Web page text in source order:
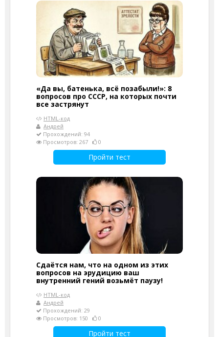
«Да вы, батенька, всё позабыли!»: 8
вопросов про СССР, на которых почти
все застрянут
HTML-код
Андрей
Прохождений: 94
Просмотров: 267
0
Пройти тест
Сдаётся нам, что на одном из этих
вопросов на эрудицию ваш
внутренний гений возьмёт паузу!
HTML-код
Андрей
Прохождений: 29
Просмотров: 150
0
Пройти тест